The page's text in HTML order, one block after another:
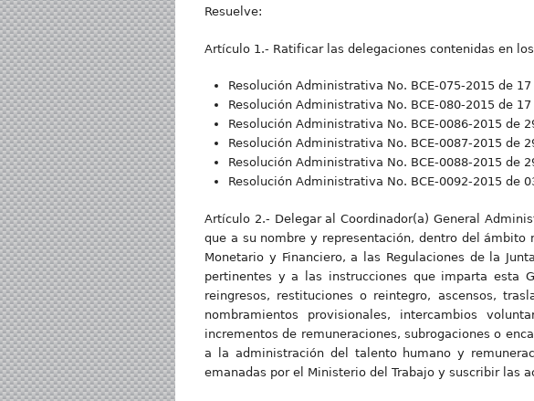
Resuelve:
Artículo 1.- Ratificar las delegaciones contenidas en
Resolución Administrativa No. BCE-075-2015 de
Resolución Administrativa No. BCE-080-2015 de
Resolución Administrativa No. BCE-0086-2015 de
Resolución Administrativa No. BCE-0087-2015 de
Resolución Administrativa No. BCE-0088-2015 de
Resolución Administrativa No. BCE-0092-2015 de
Artículo 2.- Delegar al Coordinador(a) General
que a su nombre y representación, dentro del
Monetario y Financiero, a las Regulaciones de la
pertinentes y a las instrucciones que imparta esta
reingresos, restituciones o reintegro, ascensos,
nombramientos provisionales, intercambios
incrementos de remuneraciones, subrogaciones o
a la administración del talento humano y
emanadas por el Ministerio del Trabajo y suscribir las